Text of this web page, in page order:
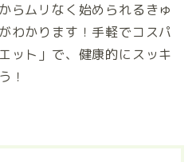
らムリなく始められるきゅ
わかります！手軽でコスパ
ット」で、健康的にスッキ
！